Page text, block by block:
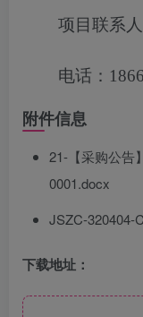
项目联系
电话：
附件信息
21-【采购公告
0001.docx
JSZC-320404-
下载地址：